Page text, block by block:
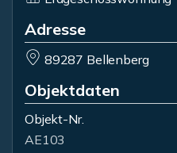
Adresse
89287 Bellenberg
Objektdaten
Objekt-Nr.
AE103